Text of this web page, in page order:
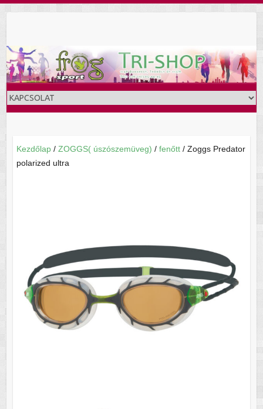
Kezdőlap/ ZOGGS( úszószemüveg) / fenőtt/ Zoggs Predator
polarized ultra